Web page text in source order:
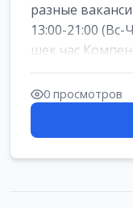
разные
13:00-21:00
шек час
0 просмотров